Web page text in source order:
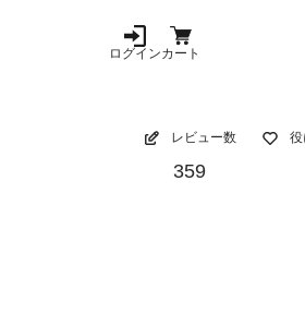
ログインカート
レビュー数
359